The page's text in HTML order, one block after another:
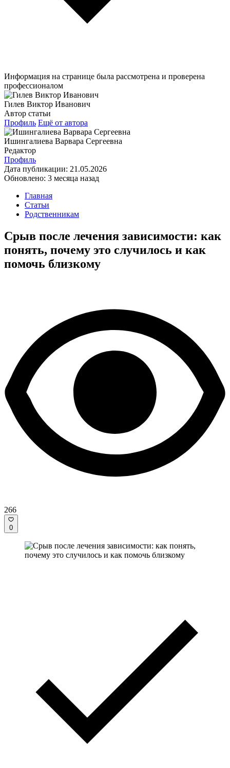
Информация на странице была рассмотрена и проверена
профессионалом
Гилев Виктор Иванович
Автор статьи
Профиль Ещё от автора
Ишингалиева Варвара Сергеевна
Редактор
Профиль
Дата публикации: 21.05.2026
Обновлено: 3 месяца назад
Главная
Статьи
Родственникам
Срыв после лечения зависимости: как
понять, почему это случилось и как
помочь близкому
266
0